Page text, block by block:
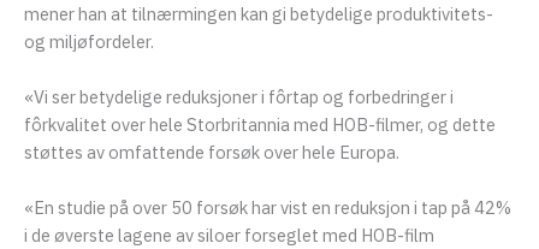
mener han at tilnærmingen kan gi betydelige produktivitets-
og miljøfordeler.
«Vi ser betydelige reduksjoner i fôrtap og forbedringer i
fôrkvalitet over hele Storbritannia med HOB-filmer, og dette
støttes av omfattende forsøk over hele Europa.
«En studie på over 50 forsøk har vist en reduksjon i tap på 42%
i de øverste lagene av siloer forseglet med HOB-film